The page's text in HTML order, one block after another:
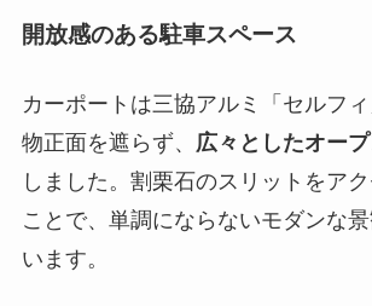
開放感のある駐車スペース
カーポートは三協アルミ「セルフ
物正面を遮らず、 広々としたオー
しました。割栗石のスリットをア
ことで、単調にならないモダンな
います。